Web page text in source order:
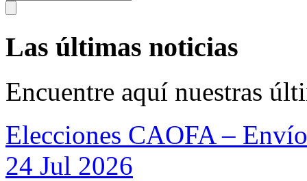
Las últimas noticias
Encuentre aquí nuestras
Elecciones CAOFA –
24 Jul 2026